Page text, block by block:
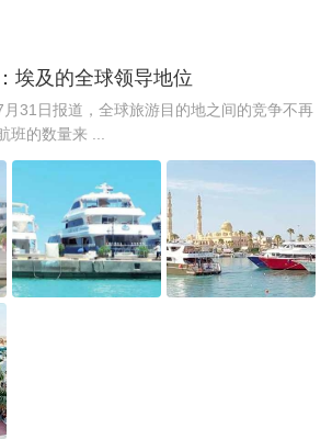
埃及的全球领导地位
31日报道，全球旅游目的地之间的竞争不再
班的数量来 ...